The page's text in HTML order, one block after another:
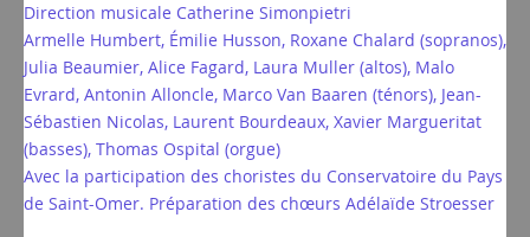
Direction musicale Catherine Simonpietri
Armelle Humbert, Émilie Husson, Roxane Chalard (sopranos),
Julia Beaumier, Alice Fagard, Laura Muller (altos), Malo
Evrard, Antonin Alloncle, Marco Van Baaren (ténors), Jean-
Sébastien Nicolas, Laurent Bourdeaux, Xavier Margueritat
(basses), Thomas Ospital (orgue)
Avec la participation des choristes du Conservatoire du Pays
de Saint-Omer. Préparation des chœurs Adélaïde Stroesser